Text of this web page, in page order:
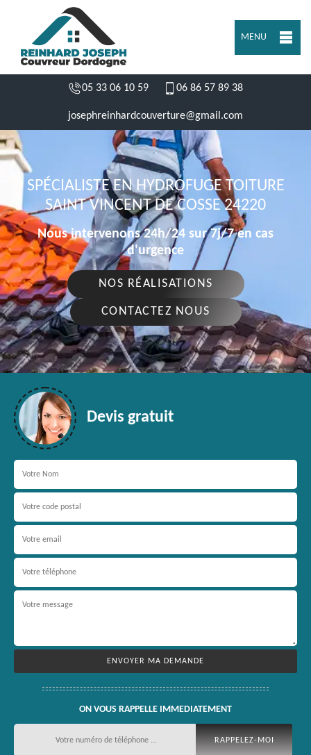
MENU
05 33 06 10 59 06 86 57 89 38
josephreinhardcouverture@gmail.com
SPÉCIALISTE EN HYDROFUGE TOITURE
SAINT VINCENT DE COSSE 24220
Nous intervenons 24h/24 sur 7j/7 en cas
d'urgence
NOS RÉALISATIONS
CONTACTEZ NOUS
Devis gratuit
ON VOUS RAPPELLE IMMEDIATEMENT